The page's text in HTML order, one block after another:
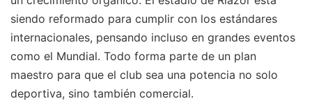
siendo reformado para cumplir con los estándares
internacionales, pensando incluso en grandes eventos
como el Mundial. Todo forma parte de un plan
maestro para que el club sea una potencia no solo
deportiva, sino también comercial.